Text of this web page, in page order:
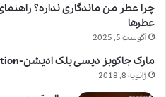
چرا عطر من ماندگاری نداره؟
عطرها
آگوست 5, 2025
مارک جاکوبز دیسی بلک ادیشن-Marc Jacobs Daisy Black Edition
ژانویه 8, 2018